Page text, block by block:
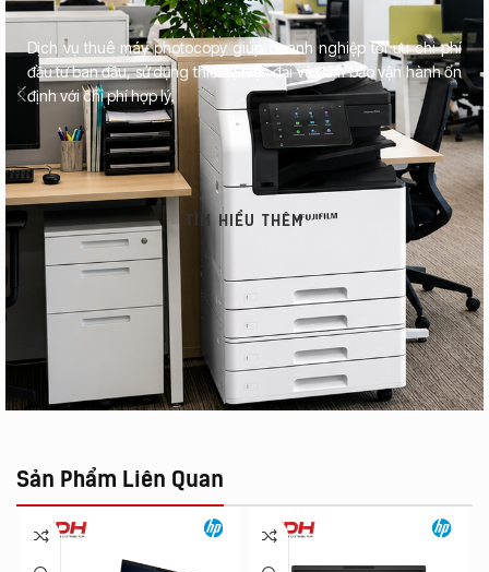
Dịch vụ thuê máy photocopy giúp doanh nghiệp tối ưu chi phí
đầu tư ban đầu, sử dụng thiết bị hiện đại và đảm bảo vận hành ổn
định với chi phí hợp lý.
TÌM HIỂU THÊM
Sản Phẩm Liên Quan